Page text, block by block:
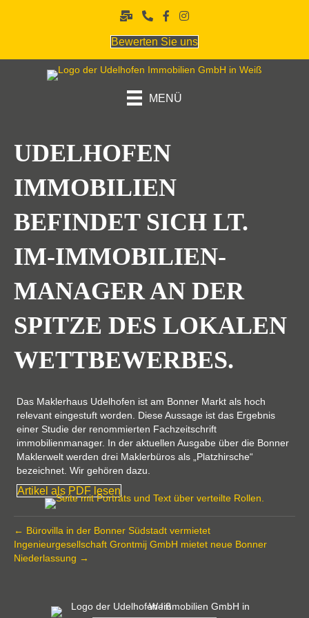
Bewerten Sie uns
MENÜ
UDELHOFEN
IMMOBILIEN
BEFINDET SICH LT.
IM-IMMOBILIEN­
MANAGER AN DER
SPITZE DES LOKALEN
WETT­BEWERBES.
Das Maklerhaus Udelhofen ist am Bonner Markt als hoch
relevant eingestuft worden. Diese Aussage ist das Ergebnis
einer Studie der renommierten Fachzeitschrift
immobilienmanager. In der aktuellen Ausgabe über die Bonner
Maklerwelt werden drei Maklerbüros als „Platzhirsche“
bezeichnet. Wir gehören dazu.
Artikel als PDF lesen
← Büro­villa in der Bonner Südstadt vermietet
Ingenieur­gesellschaft Grontmij GmbH mietet neue Bonner
Nieder­lassung →